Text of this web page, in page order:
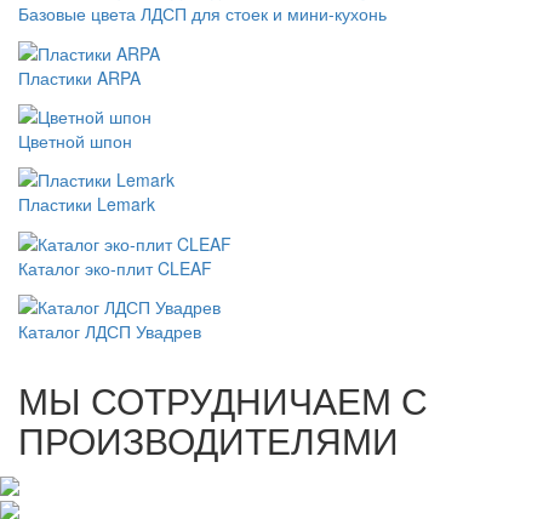
Базовые цвета ЛДСП для стоек и мини-кухонь
Пластики ARPA
Цветной шпон
Пластики Lemark
Каталог эко-плит CLEAF
Каталог ЛДСП Увадрев
МЫ СОТРУДНИЧАЕМ С
ПРОИЗВОДИТЕЛЯМИ